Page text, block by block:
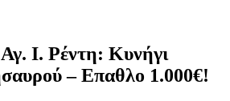
Ι. Ρέντη: Κυνήγι
– Επαθλο 1.000€!